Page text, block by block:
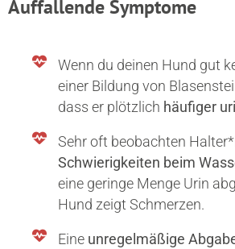
Auffallende Symptome
Wenn du deinen Hund gut
einer Bildung von
dass er plötzlich häufiger
Sehr oft beobachten
Schwierigkeiten beim
eine geringe Menge Urin
Hund zeigt Schmerzen.
Eine unregelmäßige